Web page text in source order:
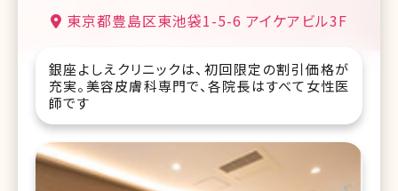
東京都豊島区東池袋1-5-6 アイケアビル3F
銀座よしえクリニックは、初回限定の割引価格が
充実。美容皮膚科専門で、各院長はすべて女性医
師です